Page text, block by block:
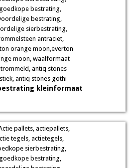
kleinformaat